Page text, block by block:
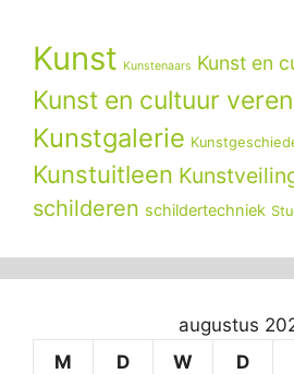
Kunst Kunstenaars Kunst en
Kunst en cultuur
Kunstgalerie
Kunstuitleen
schilderen schildertechniek
augustus
M
D W D